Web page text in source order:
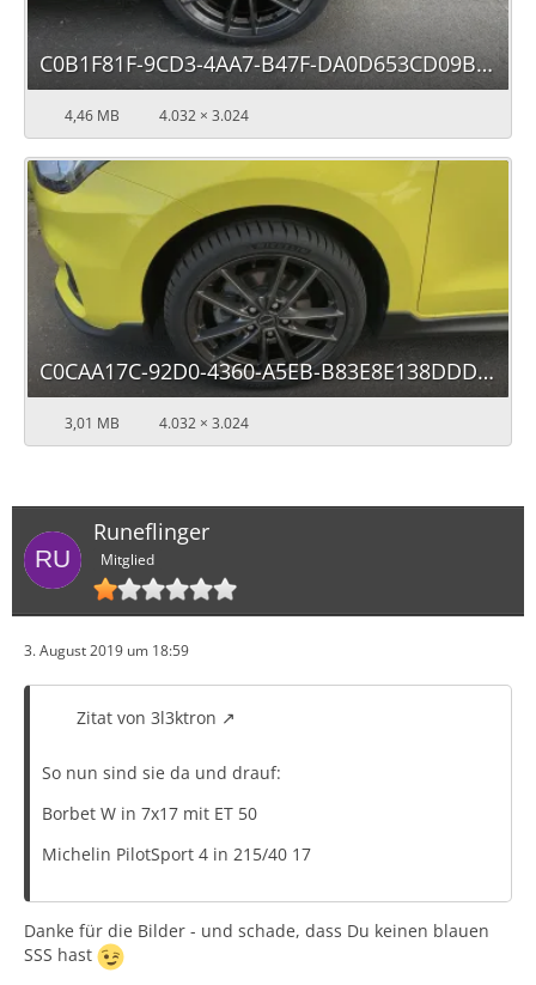
C0B1F81F-9CD3-4AA7-B47F-DA0D653CD09B.jpeg
4,46 MB 4.032 × 3.024
C0CAA17C-92D0-4360-A5EB-B83E8E138DDD.jpeg
3,01 MB 4.032 × 3.024
Runeflinger
Mitglied
3. August 2019 um 18:59
Zitat von 3l3ktron
So nun sind sie da und drauf:
Borbet W in 7x17 mit ET 50
Michelin PilotSport 4 in 215/40 17
Danke für die Bilder - und schade, dass Du keinen blauen
SSS hast